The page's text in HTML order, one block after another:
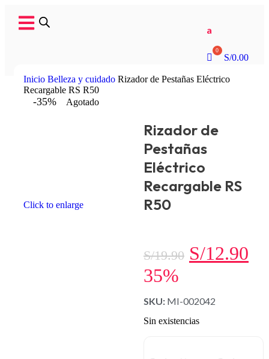
a
S/0.00
Inicio Belleza y cuidado Rizador de Pestañas Eléctrico
Recargable RS R50
-35% Agotado
Click to enlarge
Rizador de
Pestañas
Eléctrico
Recargable RS
R50
S/19.90 S/12.90
35%
SKU: MI-002042
Sin existencias